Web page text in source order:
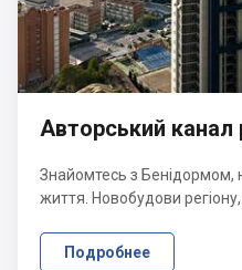
Авторський канал
Знайомтесь з Бенідормом,
життя. Новобудови регіону,
Подробнее